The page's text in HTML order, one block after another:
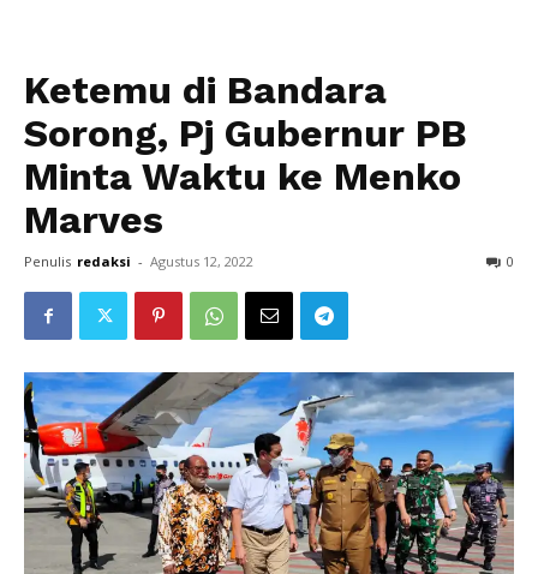
Ketemu di Bandara
Sorong, Pj Gubernur PB
Minta Waktu ke Menko
Marves
Penulis redaksi - Agustus 12, 2022 0